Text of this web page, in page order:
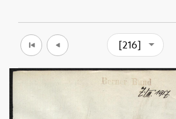
[216]